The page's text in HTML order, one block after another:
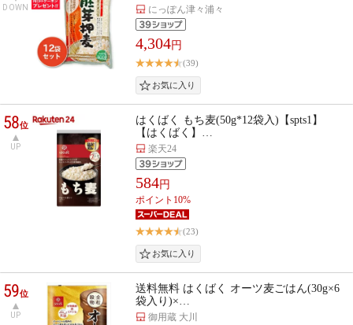
DOWN にっぽん津々浦々
4,304円
(39)
58位
UP
はくばく もち麦(50g*12袋入)【spts1】
【はくばく】…
楽天24
584円
ポイント10%
(23)
59位
UP
送料無料 はくばく オーツ麦ごはん(30g×6
袋入り)×…
御用蔵 大川